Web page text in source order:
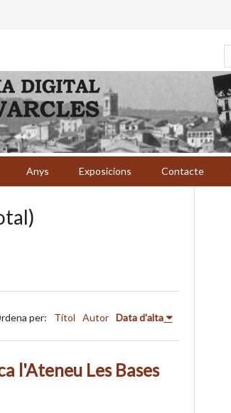
Anys Exposicions Contacte
per: Títol Autor Data d'alta
l'Ateneu Les Bases